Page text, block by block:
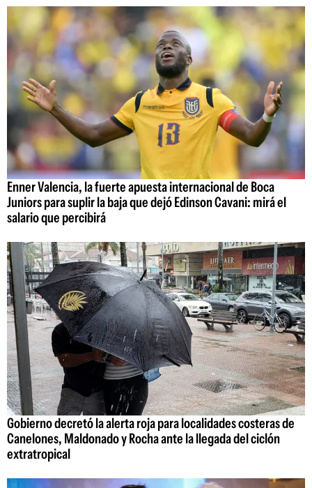
Enner Valencia, la fuerte apuesta internacional de Boca
Juniors para suplir la baja que dejó Edinson Cavani: mirá el
salario que percibirá
Gobierno decretó la alerta roja para localidades costeras de
Canelones, Maldonado y Rocha ante la llegada del ciclón
extratropical